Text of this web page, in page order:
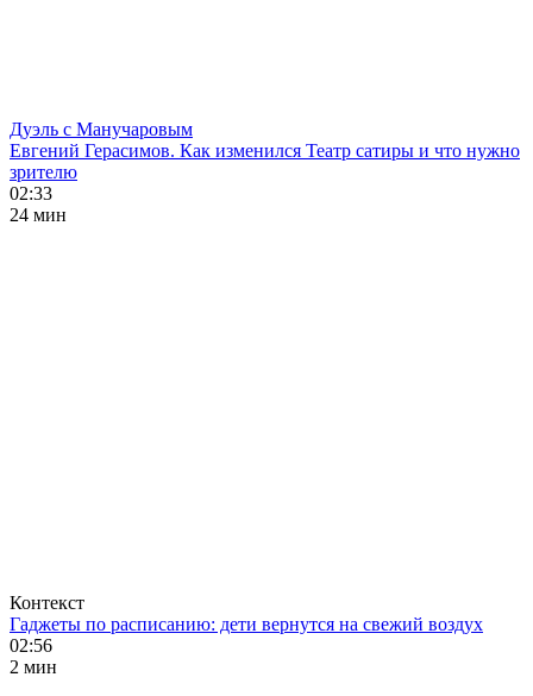
Дуэль с Манучаровым
Евгений Герасимов. Как изменился Театр сатиры и что нужно
зрителю
02:33
24 мин
Контекст
Гаджеты по расписанию: дети вернутся на свежий воздух
02:56
2 мин